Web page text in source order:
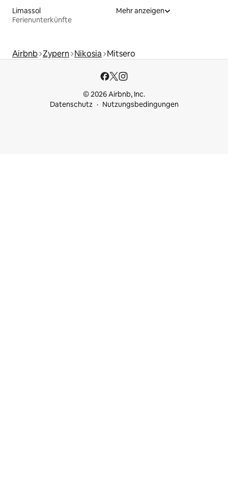
Limassol
Ferienunterkünfte
Mehr anzeigen
Airbnb Zypern Nikosia Mitsero
© 2026 Airbnb, Inc.
Datenschutz
Nutzungsbedingungen